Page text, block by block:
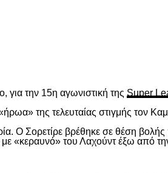
για την 15η αγωνιστική της Super
της τελευταίας στιγμής τον
Ο Σορετίρε βρέθηκε σε θέση
«κεραυνό» του Λαχούντ έξω από